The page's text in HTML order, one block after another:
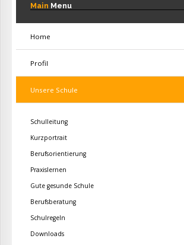
Main Menu
Home
Profil
Unsere Schule
Schulleitung
Kurzportrait
Berufsorientierung
Praxislernen
Gute gesunde Schule
Berufsberatung
Schulregeln
Downloads